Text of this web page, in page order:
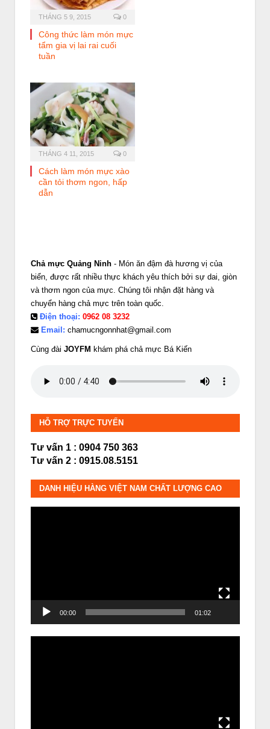
THÁNG 5 9, 2015 0
Công thức làm món mực
tẩm gia vị lai rai cuối
tuần
THÁNG 4 11, 2015 0
Cách làm món mực xào
cần tỏi thơm ngon, hấp
dẫn
Chả mực Quảng Ninh - Món ăn đậm đà hương vị của
biển, được rất nhiều thực khách yêu thích bởi sự dai, giòn
và thơm ngon của mực. Chúng tôi nhận đặt hàng và
chuyển hàng chả mực trên toàn quốc.
Điện thoại: 0962 08 3232
Email: chamucngonnhat@gmail.com
Cùng đài JOYFM khám phá chả mực Bá Kiến
HỖ TRỢ TRỰC TUYẾN
Tư vấn 1 : 0904 750 363
Tư vấn 2 : 0915.08.5151
DANH HIỆU HÀNG VIỆT NAM CHẤT LƯỢNG CAO
00:00 01:02